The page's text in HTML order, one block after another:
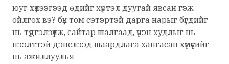
юуг хүлээгээд өдийг хүртэл дуугай явсан гэж
ойлгох вэ? бүх том сэтэртэй дарга нарыг бүгдийг
нь түдгэлзүүлж, сайтар шалгаад, үнэн худлыг нь
нээлттэй дэнслээд шаардлага хангасан хүмүүсийг
нь ажиллуулья